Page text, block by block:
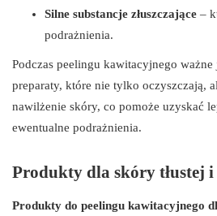
Silne substancje złuszczające –
podrażnienia.
Podczas peelingu kawitacyjnego ważne
preparaty, które nie tylko oczyszczają,
nawilżenie skóry, co pomoże uzyskać
ewentualne podrażnienia.
Produkty dla skóry tłustej i
Produkty do peelingu kawitacyjnego